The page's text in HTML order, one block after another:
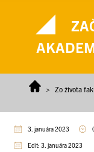
> Zo života
3. januára 2023
Edit: 3. januára 2023